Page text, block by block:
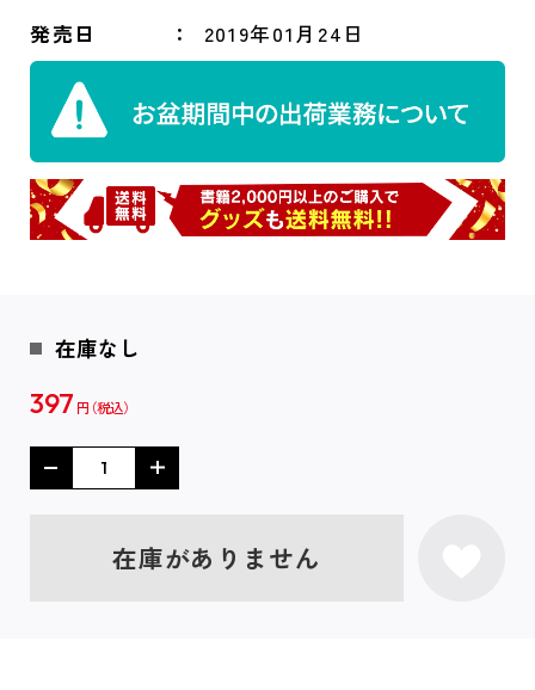
発売日 2019年01月24日
在庫なし
397 円
在庫がありません